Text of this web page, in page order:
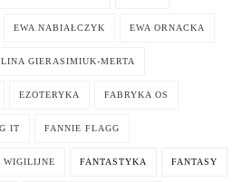
EWA NABIAŁCZYK EWA ORNACKA
GIERASIMIUK-MERTA
EZOTERYKA FABRYKA OS
IT FANNIE FLAGG
WIGILIJNE FANTASTYKA FANTASY